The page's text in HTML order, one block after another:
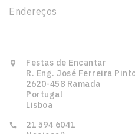
Endereços

Festas de Encantar
R. Eng. José Ferreira
2620-458 Ramada
Portugal
Lisboa

21 594 6041‎